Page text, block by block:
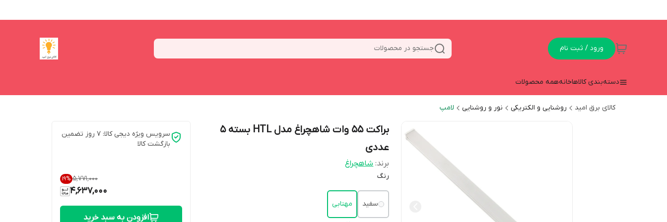
ورود / ثبت نام جستجو در محصولات
دسته‌بندی کالاهاخانههمه محصولات
کالای برق امید روشنایی و الکتریکی نور و روشنایی لامپ
براکت 55 وات شاهچراغ مدل HTL بسته ۵
عددی
برند: شاهچراغ
رنگ
سفید مهتابی
سرویس ویژه دیجی کالا: 7 روز تضمین
بازگشت کالا
۵٬۷۷۱٬۰۰۰ 19%
4,637,000
افزودن به سبد خرید